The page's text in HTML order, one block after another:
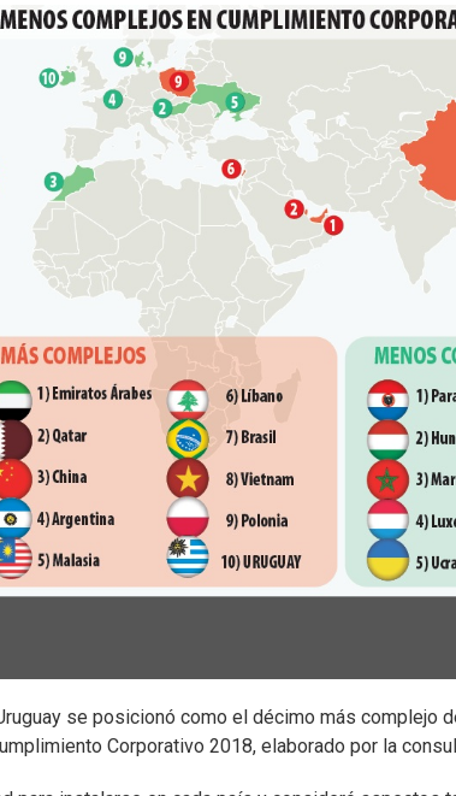
se posicionó como el décimo más complejo
Corporativo 2018, elaborado por la